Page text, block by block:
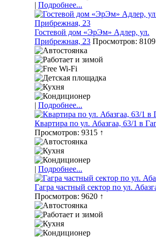
| Подробнее...
Гостевой дом «ЭрЭм» Адлер, ул.
Прибрежная, 23 Просмотров: 8109
| Подробнее...
Квартира по ул. Абазгаа, 63/1 в
Просмотров: 9315 ↑
| Подробнее...
Гагра частный сектор по ул.
Просмотров: 9620 ↑